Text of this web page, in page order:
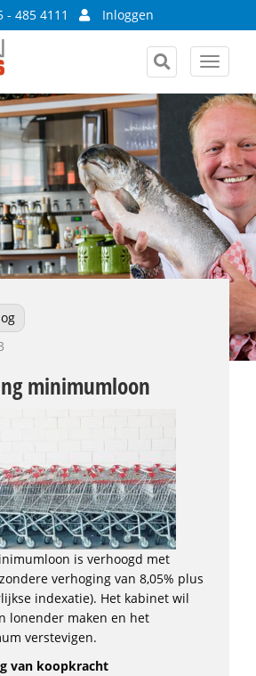
- 485 4111 Inloggen
Toggle
minimumloon
is verhoogd met
verhoging van 8,05% plus
indexatie). Het kabinet wil
lonender maken en het
verstevigen.
van koopkracht